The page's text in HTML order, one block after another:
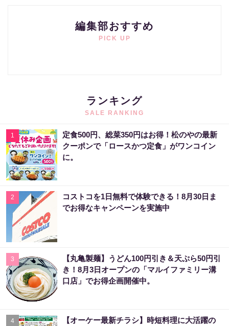
編集部おすすめ
PICK UP
ランキング
SALE RANKING
1
定食500円、総菜350円はお得！松のやの最新
クーポンで「ロースかつ定食」がワンコイン
に。
2
コストコを1日無料で体験できる！8月30日ま
でお得なキャンペーンを実施中
3
【丸亀製麺】うどん100円引き＆天ぷら50円引
き！8月3日オープンの「マルイファミリー溝
口店」でお得企画開催中。
4
【オーケー最新チラシ】時短料理に大活躍の